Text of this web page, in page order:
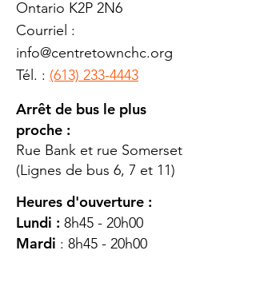
Ontario K2P 2N6
Courriel :
info@centretownchc.org
Tél. : (613) 233-4443
Arrêt de bus le plus
proche :
Rue Bank et rue Somerset
(Lignes de bus 6, 7 et 11)
Heures d'ouverture :
Lundi : 8h45 - 20h00
Mardi : 8h45 - 20h00